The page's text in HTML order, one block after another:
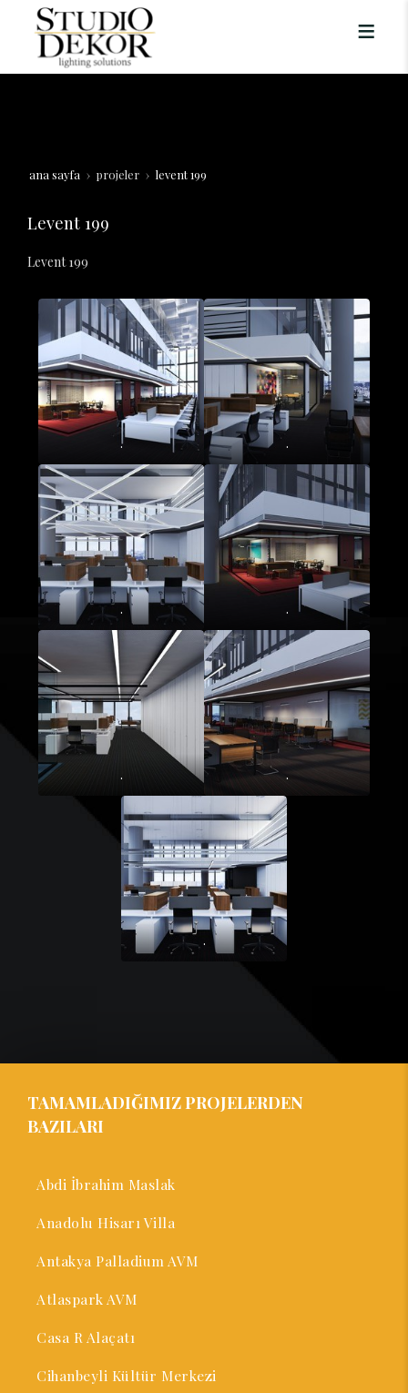
ana sayfa projeler levent 199
Levent 199
Levent 199
. .
. .
. .
.
TAMAMLADIĞIMIZ PROJELERDEN
BAZILARI
Abdi İbrahim Maslak
Anadolu Hisarı Villa
Antakya Palladium AVM
Atlaspark AVM
Casa R Alaçatı
Cihanbeyli Kültür Merkezi